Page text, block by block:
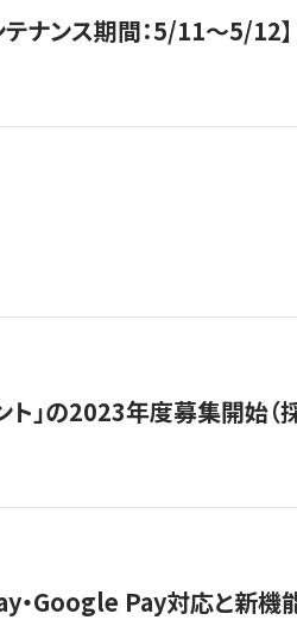
ナンス期間：5/11～5/12】
」の2023年度募集開始（
・Google Pay対応と新機